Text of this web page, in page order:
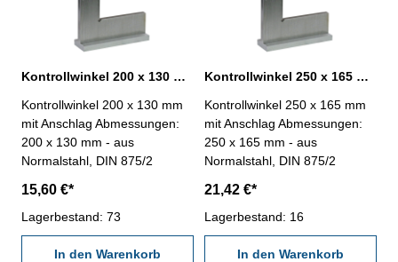
Kontrollwinkel 200 x 130 mm mit Anschlag Normalstahl DIN 875/2
Kontrollwinkel 200 x 130 mm
mit Anschlag Abmessungen:
200 x 130 mm - aus
Normalstahl, DIN 875/2
15,60 €*
Lagerbestand: 73
In den Warenkorb
Kontrollwinkel 250 x 165 mm mit Anschlag Normalstahl DIN 875/2
Kontrollwinkel 250 x 165 mm
mit Anschlag Abmessungen:
250 x 165 mm - aus
Normalstahl, DIN 875/2
21,42 €*
Lagerbestand: 16
In den Warenkorb